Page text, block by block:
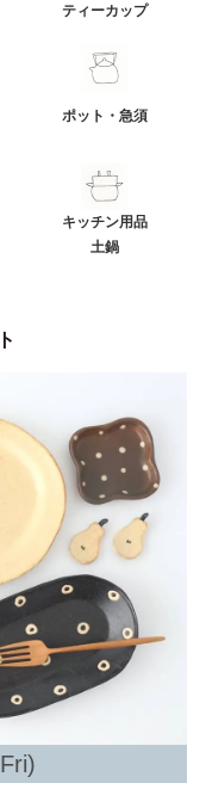
ティーカップ
ポット・急須
キッチン用品
土鍋